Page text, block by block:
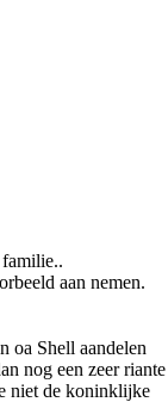
aan nemen.
oa Shell aandelen
nog een zeer riante
niet de koninklijke